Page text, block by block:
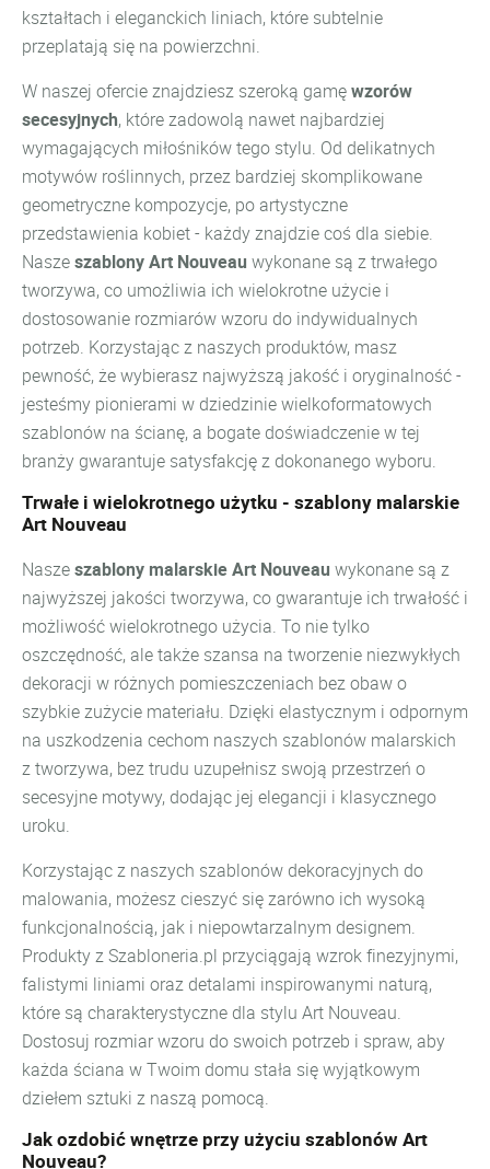
kształtach i eleganckich liniach, które subtelnie
przeplatają się na powierzchni.
W naszej ofercie znajdziesz szeroką gamęwzorów
secesyjnych, które zadowolą nawet najbardziej
wymagających miłośników tego stylu. Od delikatnych
motywów roślinnych, przez bardziej skomplikowane
geometryczne kompozycje, po artystyczne
przedstawienia kobiet - każdy znajdzie coś dla siebie.
Naszeszablony Art Nouveau wykonane są z trwałego
tworzywa, co umożliwia ich wielokrotne użycie i
dostosowanie rozmiarów wzoru do indywidualnych
potrzeb. Korzystając z naszych produktów, masz
pewność, że wybierasz najwyższą jakość i oryginalność -
jesteśmy pionierami w dziedzinie wielkoformatowych
szablonów na ścianę, a bogate doświadczenie w tej
branży gwarantuje satysfakcję z dokonanego wyboru.
Trwałe i wielokrotnego użytku - szablony malarskie
Art Nouveau
Naszeszablony malarskie Art Nouveau wykonane są z
najwyższej jakości tworzywa, co gwarantuje ich trwałość i
możliwość wielokrotnego użycia. To nie tylko
oszczędność, ale także szansa na tworzenie niezwykłych
dekoracji w różnych pomieszczeniach bez obaw o
szybkie zużycie materiału. Dzięki elastycznym i odpornym
na uszkodzenia cechom naszych szablonów malarskich
z tworzywa, bez trudu uzupełnisz swoją przestrzeń o
secesyjne motywy, dodając jej elegancji i klasycznego
uroku.
Korzystając z naszych szablonów dekoracyjnych do
malowania, możesz cieszyć się zarówno ich wysoką
funkcjonalnością, jak i niepowtarzalnym designem.
Produkty z Szabloneria.pl przyciągają wzrok finezyjnymi,
falistymi liniami oraz detalami inspirowanymi naturą,
które są charakterystyczne dla stylu Art Nouveau.
Dostosuj rozmiar wzoru do swoich potrzeb i spraw, aby
każda ściana w Twoim domu stała się wyjątkowym
dziełem sztuki z naszą pomocą.
Jak ozdobić wnętrze przy użyciu szablonów Art
Nouveau?